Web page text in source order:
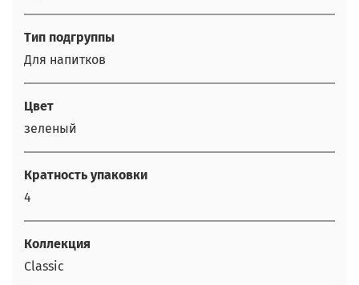
Тип подгруппы
Для напитков
Цвет
зеленый
Кратность упаковки
4
Коллекция
Classic